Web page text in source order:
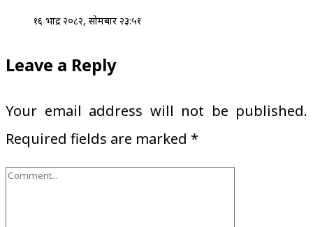
१६ भाद्र २०८२, सोमबार २३:५१
Leave a Reply
Your email address will not be published.
Required fields are marked *